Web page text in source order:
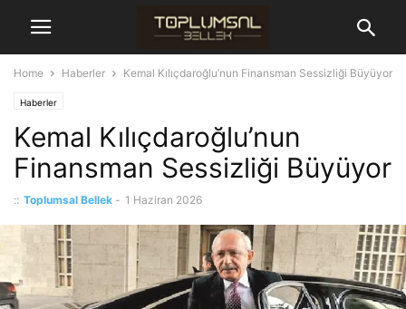
Home Haberler Kemal Kılıçdaroğlu’nun Finansman Sessizliği Büyüyor
Haberler
Kemal Kılıçdaroğlu’nun
Finansman Sessizliği Büyüyor
:: Toplumsal Bellek - 1 Haziran 2026